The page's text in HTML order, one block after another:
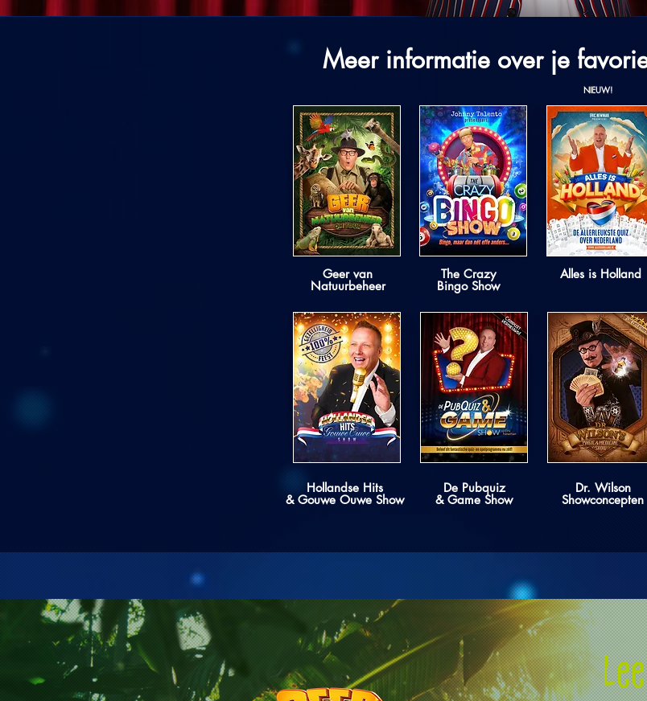
Meer informatie over je
NIEUW!
The Crazy
Bingo Show
Geer van
Natuurbeheer
Alles is Holland
Hollandse Hits
& Gouwe Ouwe Show
De Pubquiz
& Game Show
Dr. Wilson
Showconcepten